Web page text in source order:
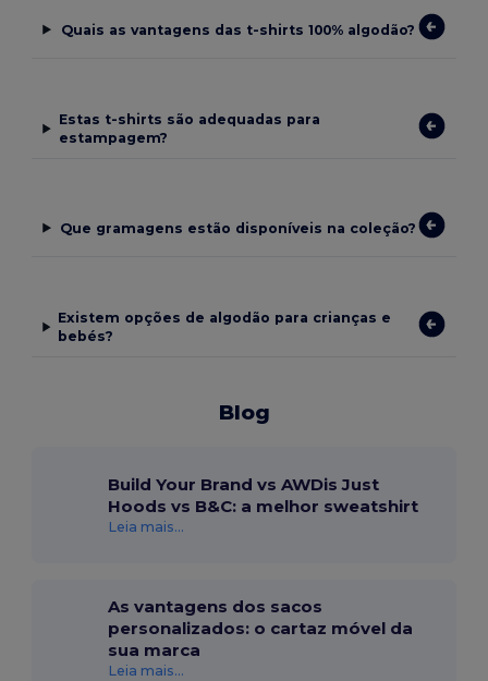
Quais as vantagens das t-shirts 100% algodão?
Estas t-shirts são adequadas para
estampagem?
Que gramagens estão disponíveis na coleção?
Existem opções de algodão para crianças e
bebés?
Blog
Build Your Brand vs AWDis Just
Hoods vs B&C: a melhor sweatshirt
Leia mais...
As vantagens dos sacos
personalizados: o cartaz móvel da
sua marca
Leia mais...